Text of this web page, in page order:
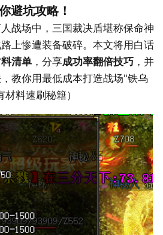
避坑攻略！
战场中，三国裁决盾堪称保命神
上惨遭装备破碎。本文将用白话
清单 ，分享成功率翻倍技巧 ，并
教你用最低成本打造战场"铁乌
料速刷秘籍）